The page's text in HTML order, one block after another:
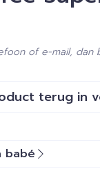
terug in
of e-mail, dan
babé